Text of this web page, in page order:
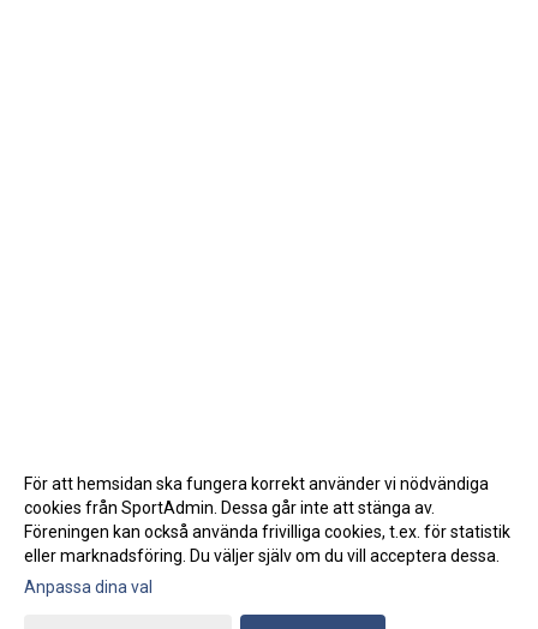
Gå till Webbversion
För att hemsidan ska fungera korrekt använder vi nödvändiga
cookies från SportAdmin. Dessa går inte att stänga av.
Föreningen kan också använda frivilliga cookies, t.ex. för statistik
eller marknadsföring. Du väljer själv om du vill acceptera dessa.
Anpassa dina val